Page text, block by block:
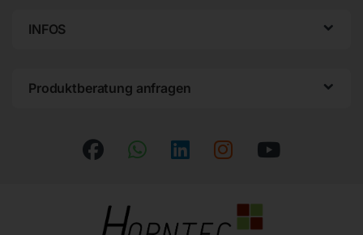
INFOS
Produktberatung anfragen